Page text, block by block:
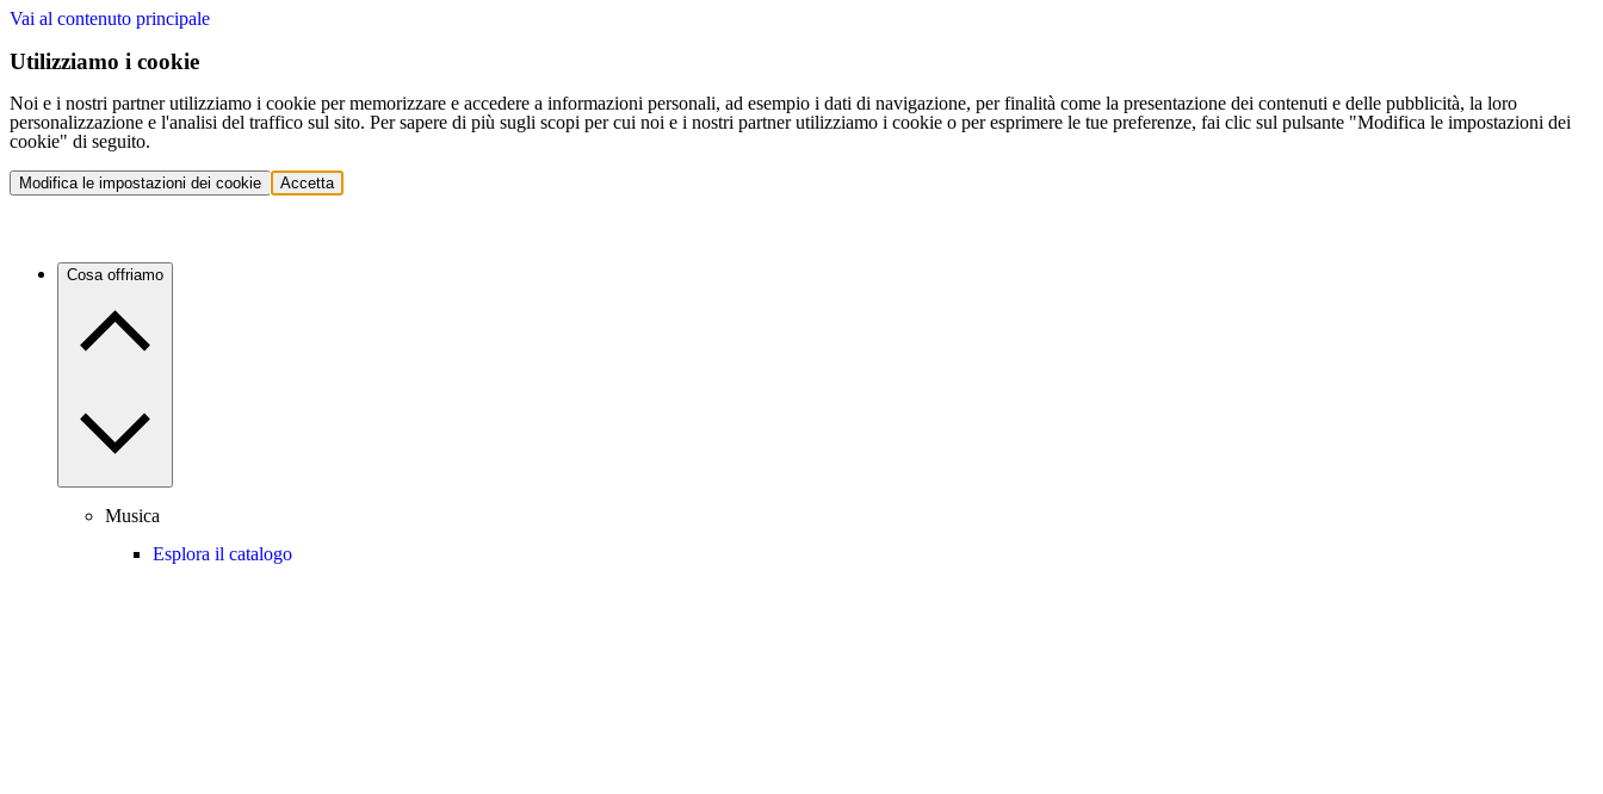
Vai al contenuto principale
Utilizziamo i cookie
Noi e i nostri partner utilizziamo i cookie per memorizzare e accedere a informazioni personali, ad esempio i dati di navigazione, per finalità come la presentazione dei contenuti e delle pubblicità, la loro
personalizzazione e l'analisi del traffico sul sito. Per sapere di più sugli scopi per cui noi e i nostri partner utilizziamo i cookie o per esprimere le tue preferenze, fai clic sul pulsante "Modifica le impostazioni dei
cookie" di seguito.
Modifica le impostazioni dei cookie Accetta
Cosa offriamo
Musica
Esplora il catalogo